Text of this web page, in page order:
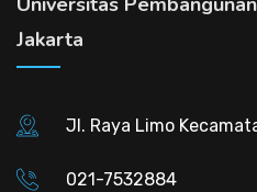
Jakarta
Jl. Raya Limo
021-7532884